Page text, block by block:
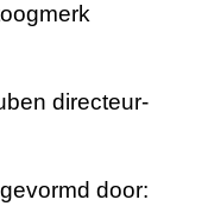
directeur-
door: